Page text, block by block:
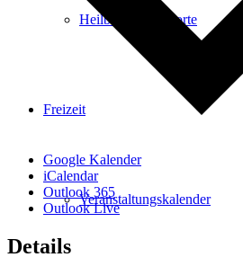
Heilbäder & Kurorte
Freizeit
Veranstaltungskalender
Google Kalender
iCalendar
Outlook 365
Outlook Live
Details